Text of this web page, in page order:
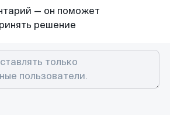
— он поможет
решение